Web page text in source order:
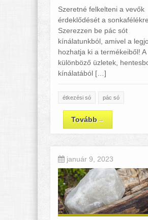
Szeretné felkelteni a vevők
érdeklődését a
Szerezzen be pác sót
kínálatunkból, amivel a
hozhatja ki a termékeiből! A
különböző üzletek,
kínálatából […]
étkezési só pác só
Tovább→
január 9, 2023